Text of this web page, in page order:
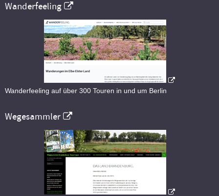
Wanderfeeling
Wanderfeeling auf über 300 Touren in und um Berlin
Wegesammler